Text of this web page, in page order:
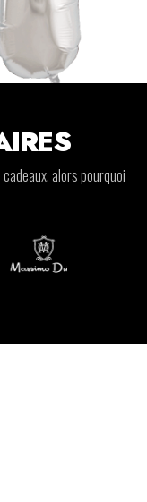
alors pourquoi